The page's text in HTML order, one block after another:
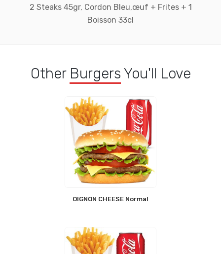
2 Steaks 45gr, Cordon Bleu,œuf + Frites + 1
Boisson 33cl
Other Burgers You'll Love
OIGNON CHEESE Normal